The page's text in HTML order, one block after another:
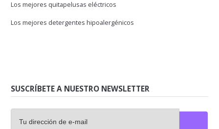
Los mejores quitapelusas eléctricos
Los mejores detergentes hipoalergénicos
SUSCRÍBETE A NUESTRO NEWSLETTER